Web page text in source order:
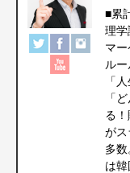
■累
理学
マ
ル
「
「
る
がス
多
は